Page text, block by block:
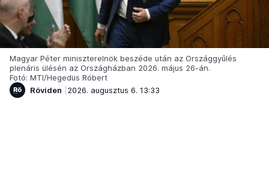
Magyar Péter miniszterelnök beszéde után az Országgyűlés
plenáris ülésén az Országházban 2026. május 26-án.
Fotó: MTI/Hegedüs Róbert
Röviden
2026. augusztus 6. 13:33